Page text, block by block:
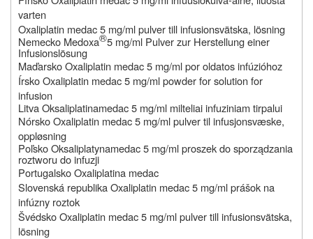
varten
Oxaliplatin medac 5 mg/ml pulver till infusionsvätska, lösning
Nemecko Medoxa®5 mg/ml Pulver zur Herstellung einer
Infusionslösung
Maďarsko Oxaliplatin medac 5 mg/ml por oldatos infúzióhoz
Írsko Oxaliplatin medac 5 mg/ml powder for solution for
infusion
LitvaOksaliplatinamedac 5 mg/ml milteliai infuziniam tirpalui
Nórsko Oxaliplatin medac 5 mg/ml pulver til infusjonsvæske,
oppløsning
PoľskoOksaliplatynamedac 5 mg/ml proszek do sporządzania
roztworu do infuzji
Portugalsko Oxaliplatina medac
Slovenská republika Oxaliplatin medac 5 mg/ml prášok na
infúzny roztok
Švédsko Oxaliplatin medac 5 mg/ml pulver till infusionsvätska,
lösning